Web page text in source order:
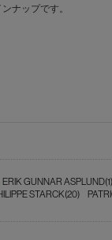
ナップです。
ERIK GUNNAR ASPLUND(1)
STARCK(20)